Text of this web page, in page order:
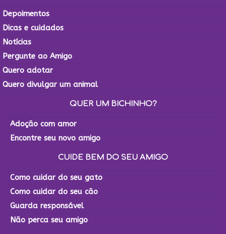
Depoimentos
Dicas e cuidados
Notícias
Pergunte ao Amigo
Quero adotar
Quero divulgar um animal
QUER UM BICHINHO?
Adoção com amor
Encontre seu novo amigo
CUIDE BEM DO SEU AMIGO
Como cuidar do seu gato
Como cuidar do seu cão
Guarda responsável
Não perca seu amigo